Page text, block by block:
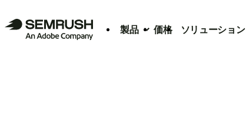
製品 価格 ソリューション